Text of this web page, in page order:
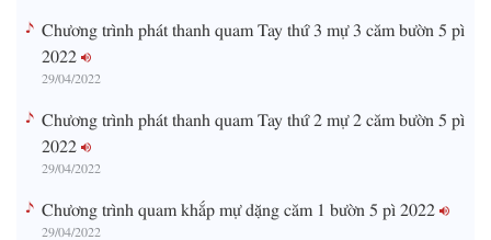
Chương trình phát thanh quam Tay thứ 3 mự 3 căm bườn 5 pì
2022
29/04/2022
Chương trình phát thanh quam Tay thứ 2 mự 2 căm bườn 5 pì
2022
29/04/2022
Chương trình quam khắp mự dặng căm 1 bườn 5 pì 2022
29/04/2022